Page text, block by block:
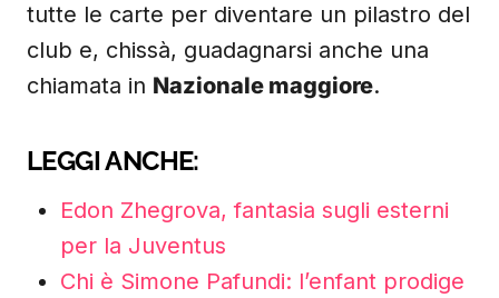
tutte le carte per diventare un pilastro del
club e, chissà, guadagnarsi anche una
chiamata in Nazionale maggiore.
LEGGI ANCHE:
Edon Zhegrova, fantasia sugli esterni
per la Juventus
Chi è Simone Pafundi: l’enfant prodige